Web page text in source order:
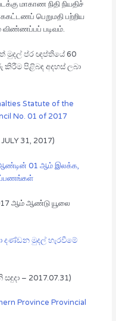
மாகாண நிதி நியதிச்
பெறுமதி பற்றிய
விண்ணப்பப் படிவம்.
මුදල් ප්ර ඥප්තියේ 60
පිළිබඳ අදහස් ලබා
Statute of the
No. 01 of 2017
31, 2017)
01 ஆம் இலக்க,
ஆம் ஆண்டு யூலை
දණ්ඩන මුදල් හැරවීමේ
– 2017.07.31)
Province Provincial